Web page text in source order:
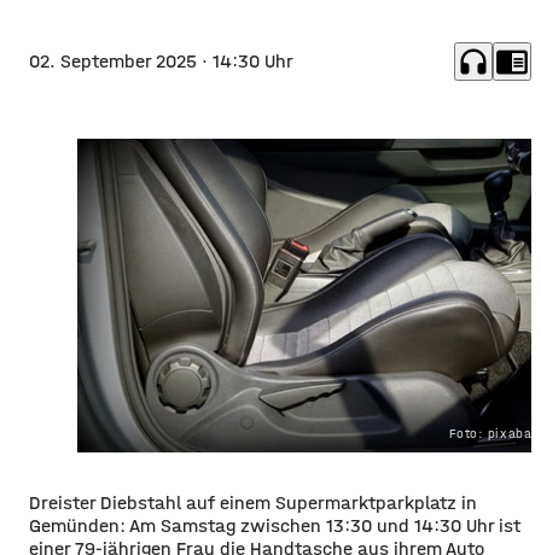
02. September 2025 · 14:30 Uhr headphones chrome_reader_mode
Foto:
Dreister Diebstahl auf einem Supermarktparkplatz in
Gemünden: Am Samstag zwischen 13:30 und 14:30 Uhr ist
einer 79-jährigen Frau die Handtasche aus ihrem Auto